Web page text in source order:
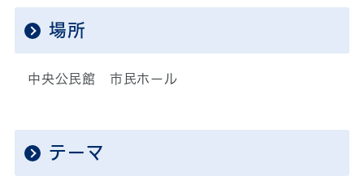
場所
中央公民館 市民ホール
テーマ